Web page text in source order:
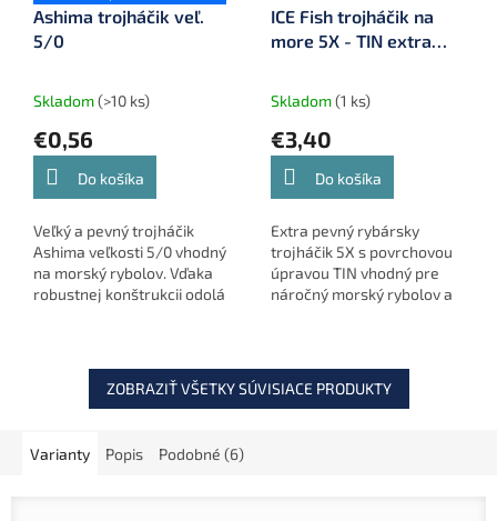
Ashima trojháčik veľ.
5/0
Skladom(>10 ks)
€0,56
Do košíka
Veľký a pevný trojháčik
Ashima veľkosti 5/0 vhodný
na morský rybolov. Vďaka
robustnej konštrukcii odolá
ICE Fish trojháčik na
more 5X - TIN extra
Skladom(1 ks)
€3,40
Do košíka
Extra pevný rybársky
trojháčik 5X s povrchovou
úpravou TIN vhodný pre
náročný morský rybolov a
ZOBRAZIŤ VŠETKY SÚVISIACE PRODUKTY
Varianty Popis Podobné (6)